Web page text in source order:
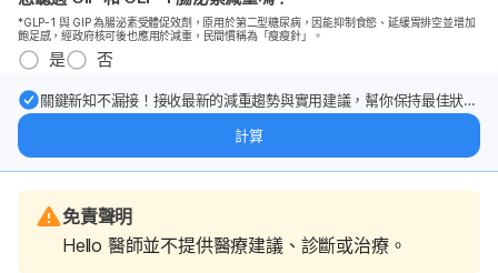
*GLP-1 與 GIP 為腸泌素受體促效劑，原用於第二型糖尿病，因能抑制食慾、延緩胃排空並增加
飽足感，經政府核可後也應用於減重，民間慣稱為「瘦瘦針」。
是 否
關鍵新知不漏接！接收最新的減重趨勢與實用建議，幫你保持最佳狀
計算
免責聲明
Hello 醫師並不提供醫療建議、診斷或治療。